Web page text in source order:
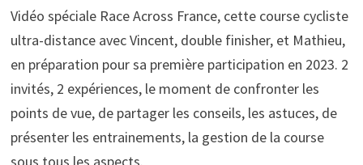
Vidéo spéciale Race Across France, cette course cycliste
ultra-distance avec Vincent, double finisher, et Mathieu,
en préparation pour sa première participation en 2023. 2
invités, 2 expériences, le moment de confronter les
points de vue, de partager les conseils, les astuces, de
présenter les entrainements, la gestion de la course